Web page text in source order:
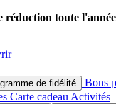
réduction toute l'année
de fidélité Bons
Carte cadeau Activités